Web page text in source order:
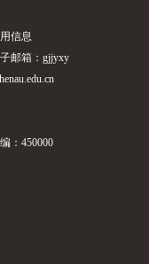
信息
邮箱：gjjyxy
：450000